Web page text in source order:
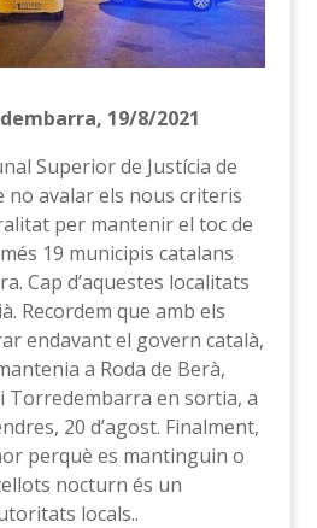
19/8/2021
Superior de Justícia de
no avalar els nous criteris
per mantenir el toc de
19 municipis catalans
Cap d’aquestes localitats
Recordem que amb els
endavant el govern català,
a Roda de Berà,
Torredembarra en sortia, a
20 d’agost. Finalment,
perquè es mantinguin o
nocturn és un
locals..